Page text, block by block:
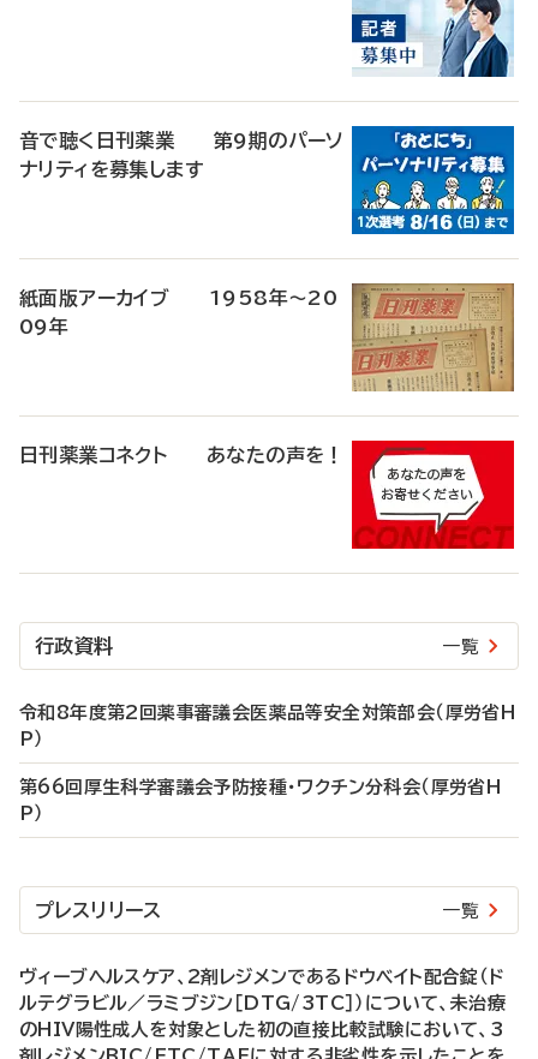
音で聴く日刊薬業 第9期のパーソ
ナリティを募集します
紙面版アーカイブ 1958年～20
09年
日刊薬業コネクト あなたの声を！
行政資料 一覧
令和8年度第2回薬事審議会医薬品等安全対策部会（厚労省H
P）
第66回厚生科学審議会予防接種・ワクチン分科会（厚労省H
P）
プレスリリース 一覧
ヴィーブヘルスケア、2剤レジメンであるドウベイト配合錠（ド
ルテグラビル／ラミブジン［DTG/3TC］）について、未治療
のHIV陽性成人を対象とした初の直接比較試験において、3